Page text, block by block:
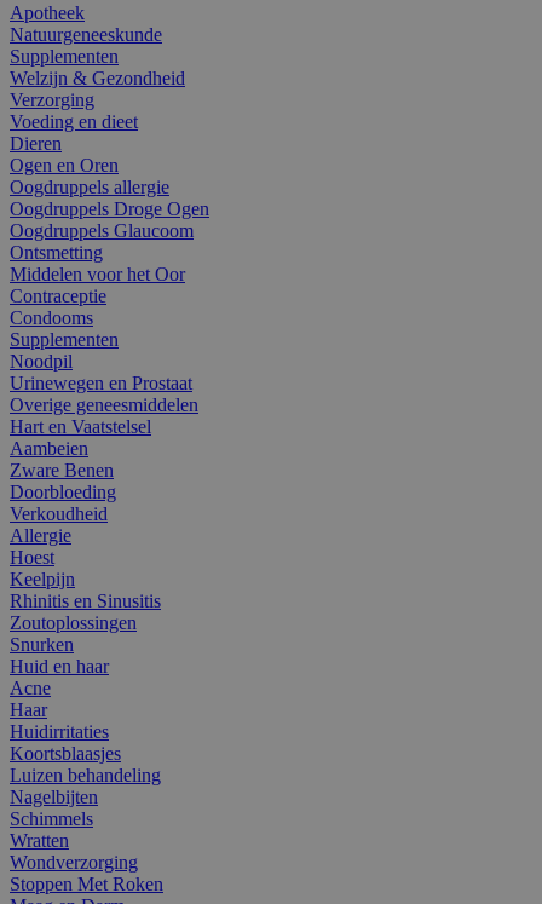
Apotheek
Natuurgeneeskunde
Supplementen
Welzijn & Gezondheid
Verzorging
Voeding en dieet
Dieren
Ogen en Oren
Oogdruppels allergie
Oogdruppels Droge Ogen
Oogdruppels Glaucoom
Ontsmetting
Middelen voor het Oor
Contraceptie
Condooms
Supplementen
Noodpil
Urinewegen en Prostaat
Overige geneesmiddelen
Hart en Vaatstelsel
Aambeien
Zware Benen
Doorbloeding
Verkoudheid
Allergie
Hoest
Keelpijn
Rhinitis en Sinusitis
Zoutoplossingen
Snurken
Huid en haar
Acne
Haar
Huidirritaties
Koortsblaasjes
Luizen behandeling
Nagelbijten
Schimmels
Wratten
Wondverzorging
Stoppen Met Roken